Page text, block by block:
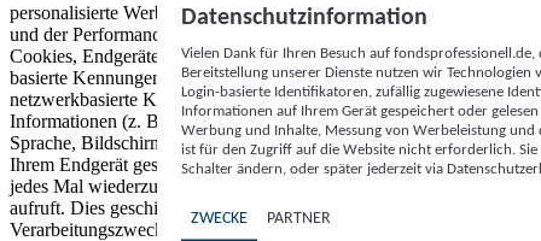
personalisierte Werbung und Inhalte, Messung von Werbeleistung
und der Performance von Inhalten sowie Zielgruppenforschung.
Cookies, Endgeräte- oder ähnliche Online-Kennungen (z. B. login-
basierte Kennungen, zufällig generierte Kennungen,
netzwerkbasierte Kennungen) können zusammen mit anderen
Informationen (z. B. Browsertyp und Browserinformationen,
Sprache, Bildschirmgröße, unterstützte Technologien usw.) auf
Ihrem Endgerät gespeichert oder von dort ausgelesen werden, um es
jedes Mal wiederzuerkennen, wenn es eine App oder einer Webseite
aufruft. Dies geschieht für einen oder mehrere der hier aufgeführten
Verarbeitungszwecke.
Datenschutzinformation
Vielen Dank für Ihren Besuch auf
Bereitstellung unserer Dienste nutzen wir Technologien
Login-basierte Identifikatoren, zufällig zugewiesene
Informationen auf Ihrem Gerät gespeichert oder
Werbung und Inhalte, Messung von Werbeleistung
ist für den Zugriff auf die Website nicht erforderlich.
Schalter ändern, oder später jederzeit via
ZWECKE PARTNER